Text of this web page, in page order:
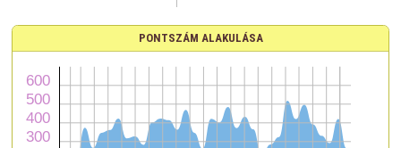
PONTSZÁM ALAKULÁSA